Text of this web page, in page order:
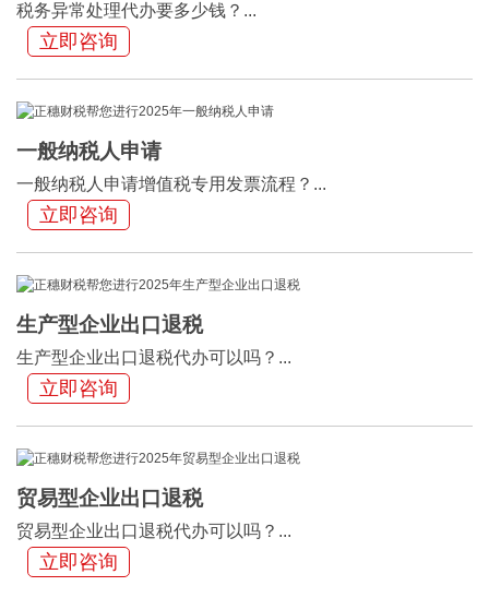
税务异常处理代办要多少钱？...
立即咨询
一般纳税人申请
一般纳税人申请增值税专用发票流程？...
立即咨询
生产型企业出口退税
生产型企业出口退税代办可以吗？...
立即咨询
贸易型企业出口退税
贸易型企业出口退税代办可以吗？...
立即咨询